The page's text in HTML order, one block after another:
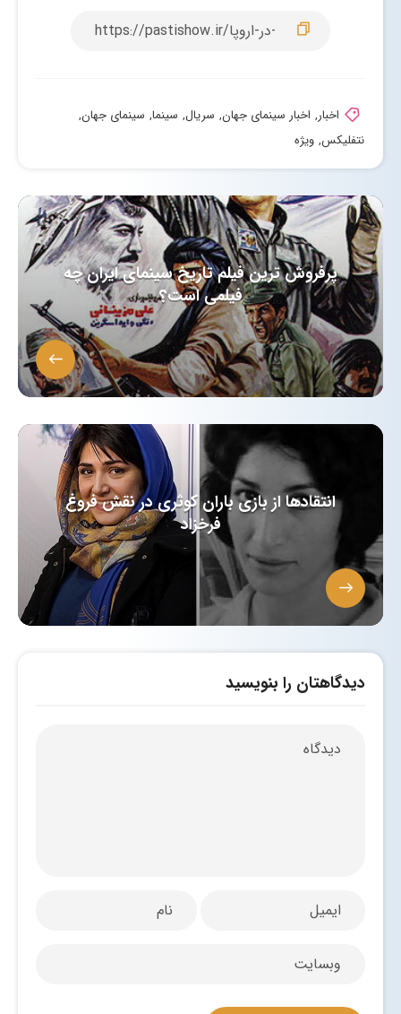
اخبار, اخبار سینمای جهان, سریال, سینما, سینمای جهان,
نتفلیکس, ویژه
پرفروش ترین فیلم تاریخ سینمای ایران چه
فیلمی است؟
انتقادها از بازی باران کوثری در نقش فروغ
فرخزاد
دیدگاهتان را بنویسید